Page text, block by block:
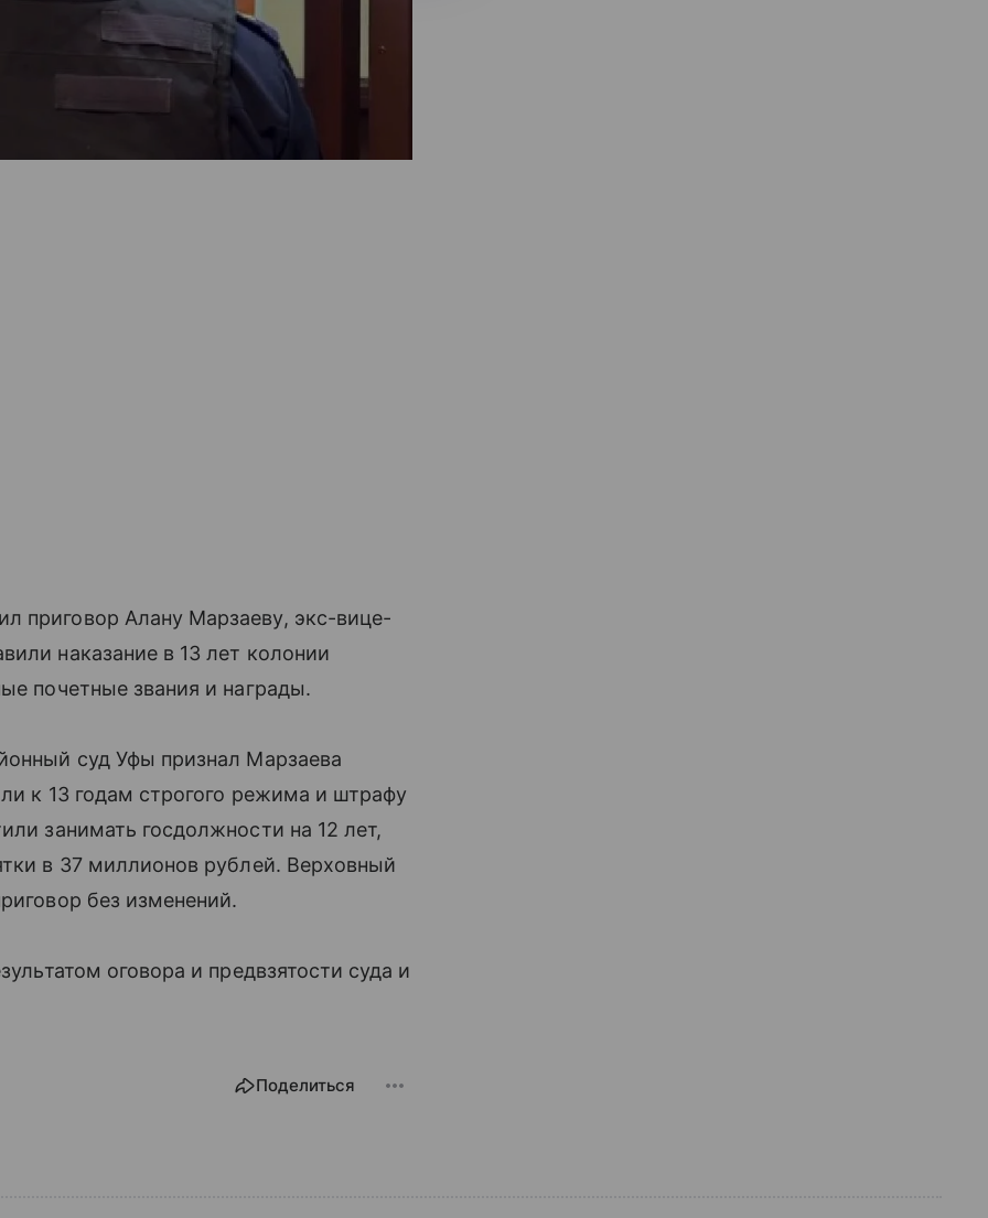
приговор Алану Марзаеву, экс-вице-
наказание в 13 лет колонии
почетные звания и награды.
суд Уфы признал Марзаева
к 13 годам строгого режима и штрафу
занимать госдолжности на 12 лет,
в 37 миллионов рублей. Верховный
без изменений.
оговора и предвзятости суда и
Поделиться